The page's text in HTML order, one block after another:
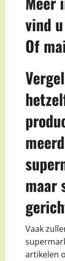
vind
Of
maar
Vaak
artikelen